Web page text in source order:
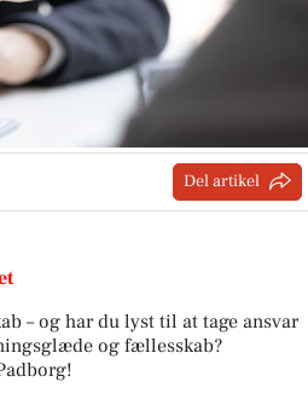
Del artikel
– og har du lyst til at tage ansvar
og fællesskab?